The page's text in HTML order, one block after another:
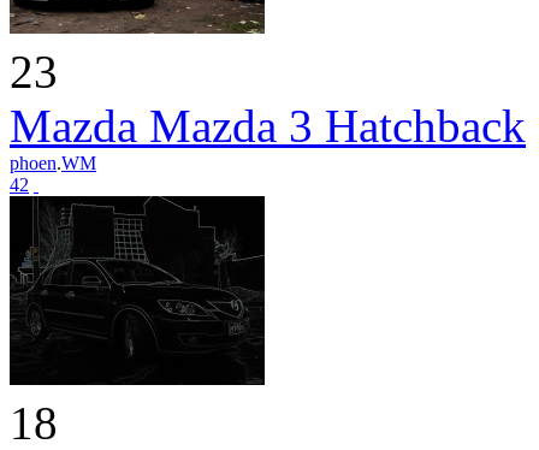
23
Mazda Mazda 3 Hatchback
phoen.WM
42
18